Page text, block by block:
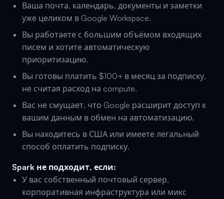
Ваша почта, календарь, документы и заметки
уже целиком в Google Workspace.
Вы работаете с большим объёмом входящих
писем и хотите автоматическую
приоритизацию.
Вы готовы платить $100+ в месяц за подписку,
не считая расход на compute.
Вас не смущает, что Google расширит доступ к
вашим данным в обмен на автоматизацию.
Вы находитесь в США или имеете легальный
способ оплатить подписку.
Spark не подходит, если:
У вас собственный почтовый сервер,
корпоративная инфраструктура или микс